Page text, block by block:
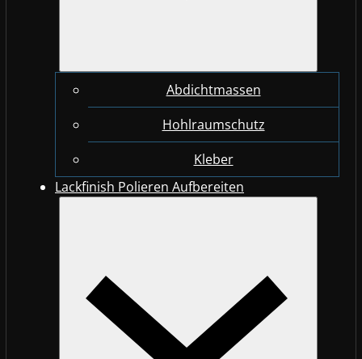
Abdichtmassen
Hohlraumschutz
Kleber
Lackfinish Polieren Aufbereiten